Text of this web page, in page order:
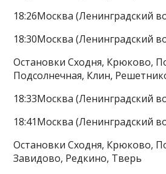
18:26Москва (Ленинградский
18:30Москва (Ленинградский
Остановки Сходня, Крюково,
Подсолнечная, Клин,
18:33Москва (Ленинградский
18:41Москва (Ленинградский
Остановки Сходня, Крюково,
Завидово, Редкино, Тверь